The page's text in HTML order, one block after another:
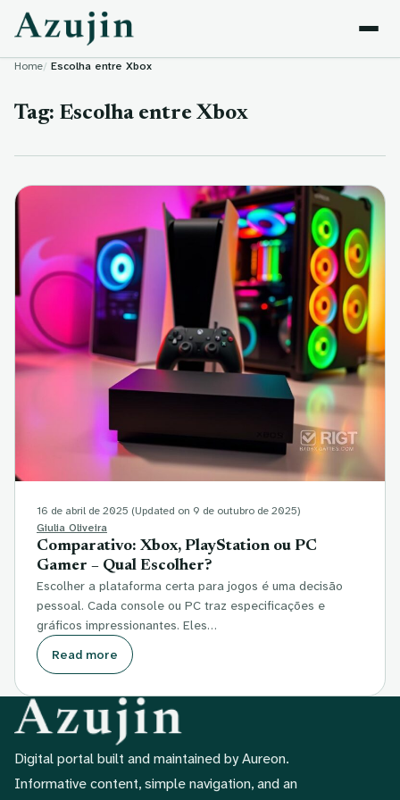
Skip to content
Home Escolha entre Xbox
Tag: Escolha entre Xbox
16 de abril de 2025 (Updated on 9 de outubro de 2025)
Giulia Oliveira
Comparativo: Xbox, PlayStation ou PC
Gamer – Qual Escolher?
Escolher a plataforma certa para jogos é uma decisão
pessoal. Cada console ou PC traz especificações e
gráficos impressionantes. Eles…
Read more
Digital portal built and maintained by Aureon.
Informative content, simple navigation, and an